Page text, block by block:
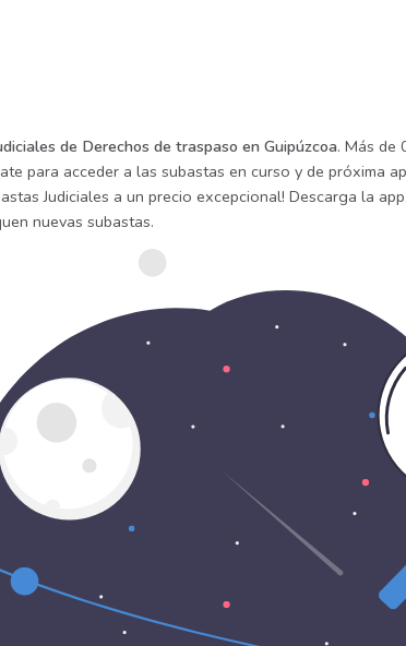
de Derechos de traspaso en Guipúzcoa. Más de
para acceder a las subastas en curso y de próxima
Judiciales a un precio excepcional! Descarga la
nuevas subastas.